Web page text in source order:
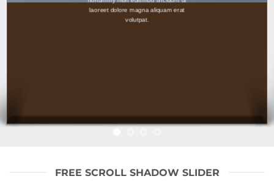
laoreet dolore magna aliquam erat
volutpat.
FREE SCROLL SHADOW SLIDER